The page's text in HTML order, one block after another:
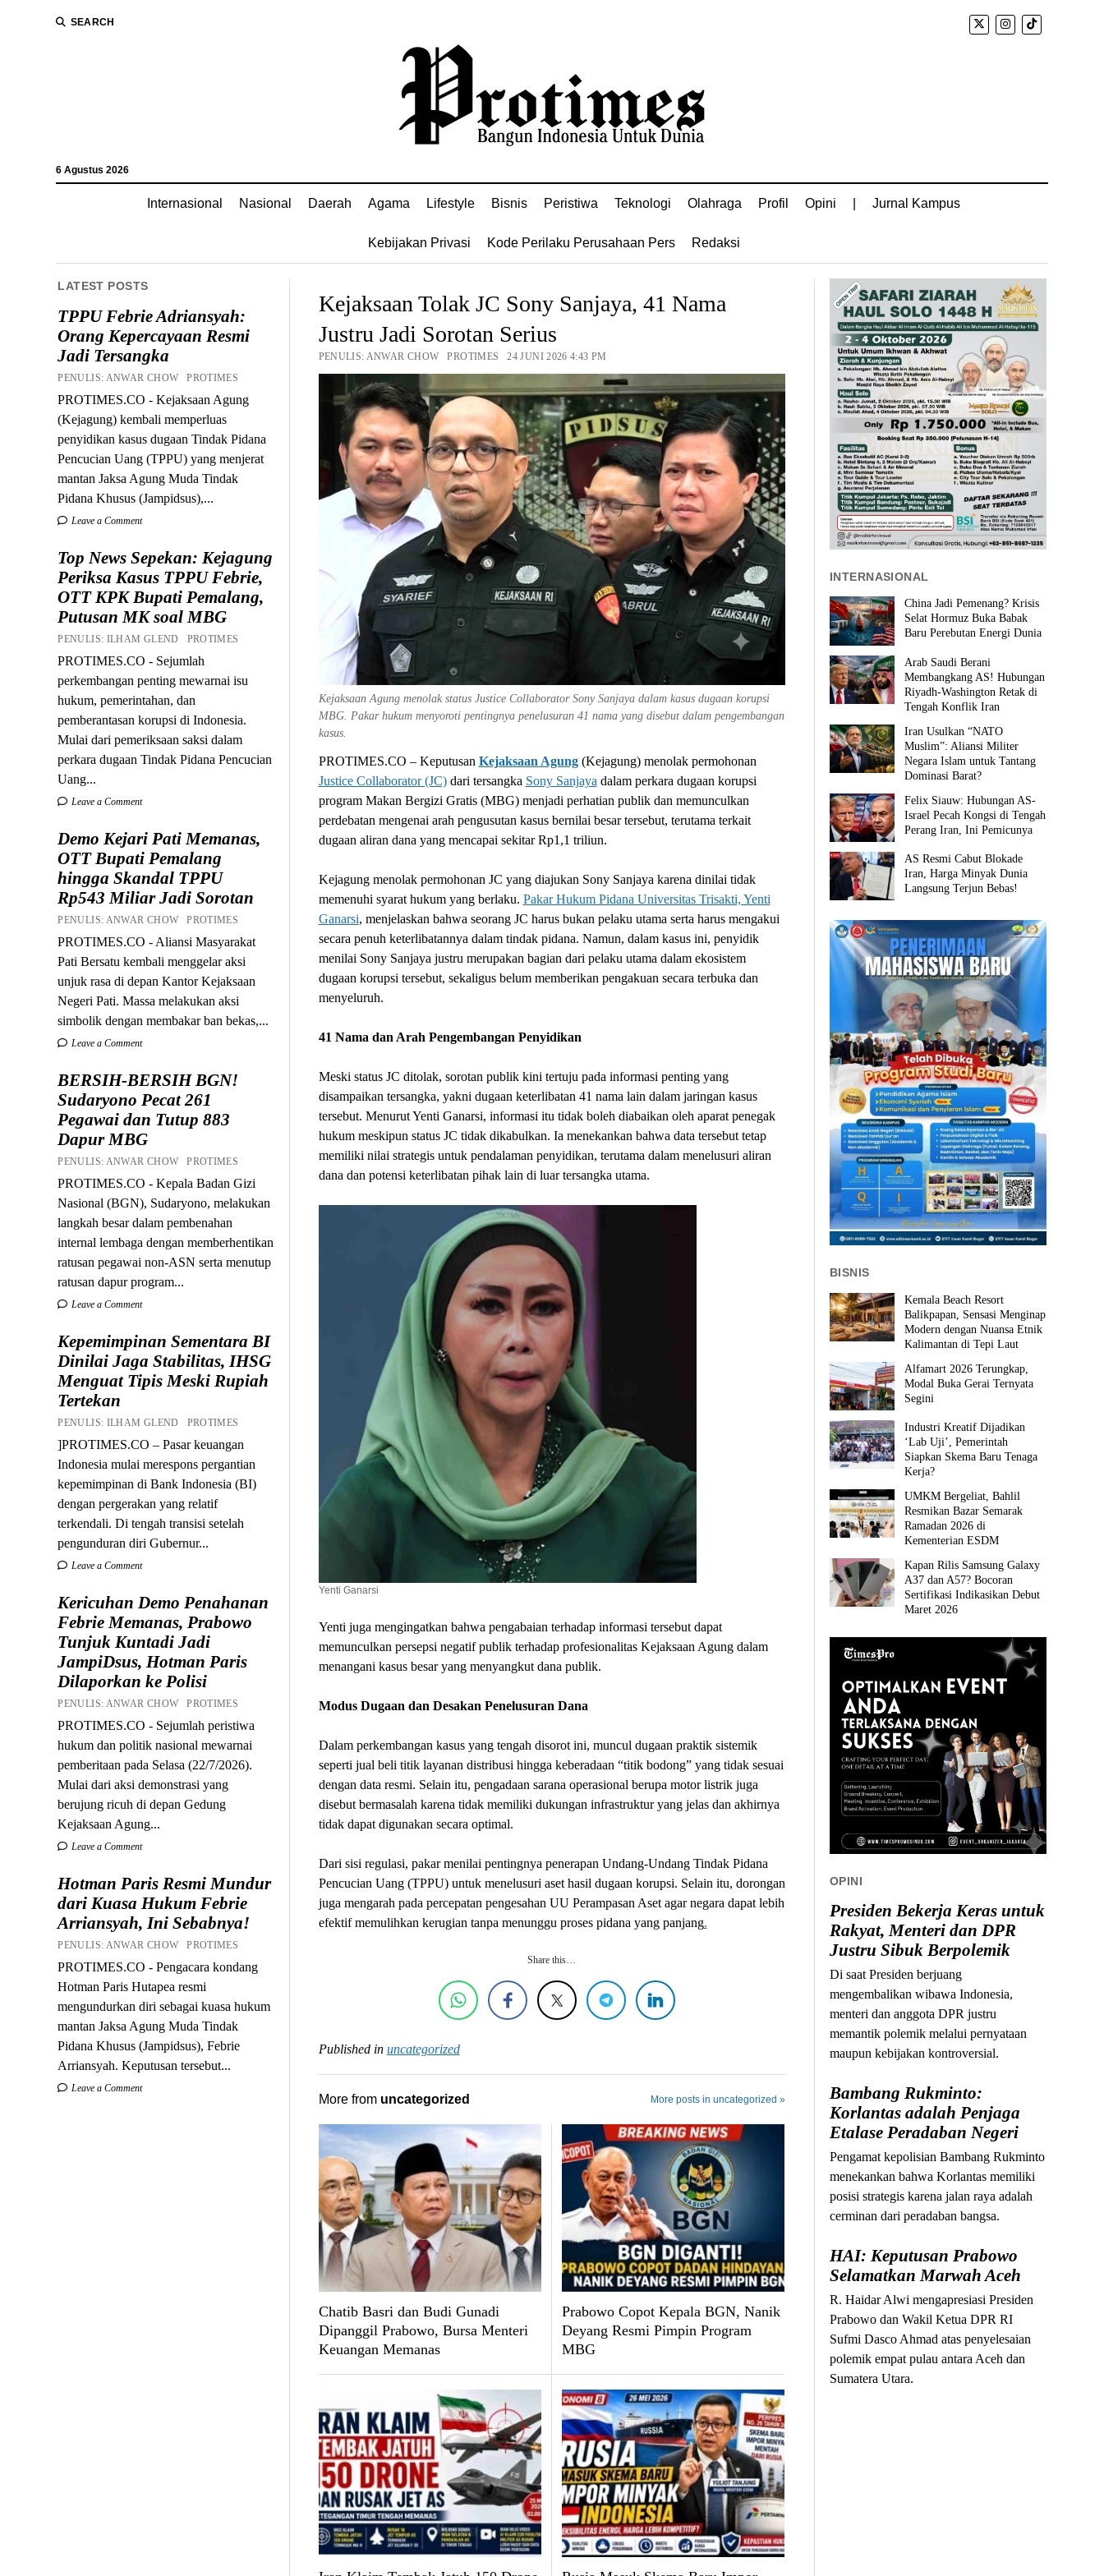
SEARCH
6 Agustus 2026
Internasional Nasional Daerah Agama Lifestyle Bisnis Peristiwa Teknologi Olahraga Profil Opini Jurnal Kampus
Kebijakan Privasi Kode Perilaku Perusahaan Pers Redaksi
LATEST POSTS
TPPU Febrie Adriansyah:
Orang Kepercayaan Resmi
Jadi Tersangka
PENULIS: ANWAR CHOW PROTIMES
PROTIMES.CO - Kejaksaan Agung
(Kejagung) kembali memperluas
penyidikan kasus dugaan Tindak Pidana
Pencucian Uang (TPPU) yang menjerat
mantan Jaksa Agung Muda Tindak
Pidana Khusus (Jampidsus),...
Leave a Comment
Top News Sepekan: Kejagung
Periksa Kasus TPPU Febrie,
OTT KPK Bupati Pemalang,
Putusan MK soal MBG
PENULIS: ILHAM GLEND PROTIMES
PROTIMES.CO - Sejumlah
perkembangan penting mewarnai isu
hukum, pemerintahan, dan
pemberantasan korupsi di Indonesia.
Mulai dari pemeriksaan saksi dalam
perkara dugaan Tindak Pidana Pencucian
Uang...
Leave a Comment
Demo Kejari Pati Memanas,
OTT Bupati Pemalang
hingga Skandal TPPU
Rp543 Miliar Jadi Sorotan
PENULIS: ANWAR CHOW PROTIMES
PROTIMES.CO - Aliansi Masyarakat
Pati Bersatu kembali menggelar aksi
unjuk rasa di depan Kantor Kejaksaan
Negeri Pati. Massa melakukan aksi
simbolik dengan membakar ban bekas,...
Leave a Comment
BERSIH-BERSIH BGN!
Sudaryono Pecat 261
Pegawai dan Tutup 883
Dapur MBG
PENULIS: ANWAR CHOW PROTIMES
PROTIMES.CO - Kepala Badan Gizi
Nasional (BGN), Sudaryono, melakukan
langkah besar dalam pembenahan
internal lembaga dengan memberhentikan
ratusan pegawai non-ASN serta menutup
ratusan dapur program...
Leave a Comment
Kepemimpinan Sementara BI
Dinilai Jaga Stabilitas, IHSG
Menguat Tipis Meski Rupiah
Tertekan
PENULIS: ILHAM GLEND PROTIMES
]PROTIMES.CO – Pasar keuangan
Indonesia mulai merespons pergantian
kepemimpinan di Bank Indonesia (BI)
dengan pergerakan yang relatif
terkendali. Di tengah transisi setelah
pengunduran diri Gubernur...
Leave a Comment
Kericuhan Demo Penahanan
Febrie Memanas, Prabowo
Tunjuk Kuntadi Jadi
JampiDsus, Hotman Paris
Dilaporkan ke Polisi
PENULIS: ANWAR CHOW PROTIMES
PROTIMES.CO - Sejumlah peristiwa
hukum dan politik nasional mewarnai
pemberitaan pada Selasa (22/7/2026).
Mulai dari aksi demonstrasi yang
berujung ricuh di depan Gedung
Kejaksaan Agung...
Leave a Comment
Hotman Paris Resmi Mundur
dari Kuasa Hukum Febrie
Arriansyah, Ini Sebabnya!
PENULIS: ANWAR CHOW PROTIMES
PROTIMES.CO - Pengacara kondang
Hotman Paris Hutapea resmi
mengundurkan diri sebagai kuasa hukum
mantan Jaksa Agung Muda Tindak
Pidana Khusus (Jampidsus), Febrie
Arriansyah. Keputusan tersebut...
Leave a Comment
Kejaksaan Tolak JC Sony Sanjaya, 41 Nama
Justru Jadi Sorotan Serius
PENULIS: ANWAR CHOW PROTIMES 24 JUNI 2026 4:43 PM
Kejaksaan Agung menolak status Justice Collaborator Sony Sanjaya dalam kasus dugaan korupsi
MBG. Pakar hukum menyoroti pentingnya penelusuran 41 nama yang disebut dalam pengembangan
kasus.
PROTIMES.CO – Keputusan Kejaksaan Agung(Kejagung) menolak permohonan
Justice Collaborator (JC)dari tersangka Sony Sanjaya dalam perkara dugaan korupsi
program Makan Bergizi Gratis (MBG) menjadi perhatian publik dan memunculkan
perdebatan mengenai arah pengusutan kasus bernilai besar tersebut, terutama terkait
dugaan aliran dana yang mencapai sekitar Rp1,1 triliun.
Kejagung menolak permohonan JC yang diajukan Sony Sanjaya karena dinilai tidak
memenuhi syarat hukum yang berlaku. Pakar Hukum Pidana Universitas Trisakti, Yenti
Ganarsi, menjelaskan bahwa seorang JC harus bukan pelaku utama serta harus mengakui
secara penuh keterlibatannya dalam tindak pidana. Namun, dalam kasus ini, penyidik
menilai Sony Sanjaya justru merupakan bagian dari pelaku utama dalam ekosistem
dugaan korupsi tersebut, sekaligus belum memberikan pengakuan secara terbuka dan
menyeluruh.
41 Nama dan Arah Pengembangan Penyidikan
Meski status JC ditolak, sorotan publik kini tertuju pada informasi penting yang
disampaikan tersangka, yakni dugaan keterlibatan 41 nama lain dalam jaringan kasus
tersebut. Menurut Yenti Ganarsi, informasi itu tidak boleh diabaikan oleh aparat penegak
hukum meskipun status JC tidak dikabulkan. Ia menekankan bahwa data tersebut tetap
memiliki nilai strategis untuk pendalaman penyidikan, terutama dalam menelusuri aliran
dana dan potensi keterlibatan pihak lain di luar tersangka utama.
Yenti Ganarsi
Yenti juga mengingatkan bahwa pengabaian terhadap informasi tersebut dapat
memunculkan persepsi negatif publik terhadap profesionalitas Kejaksaan Agung dalam
menangani kasus besar yang menyangkut dana publik.
Modus Dugaan dan Desakan Penelusuran Dana
Dalam perkembangan kasus yang tengah disorot ini, muncul dugaan praktik sistemik
seperti jual beli titik layanan distribusi hingga keberadaan “titik bodong” yang tidak sesuai
dengan data resmi. Selain itu, pengadaan sarana operasional berupa motor listrik juga
disebut bermasalah karena tidak memiliki dukungan infrastruktur yang jelas dan akhirnya
tidak dapat digunakan secara optimal.
Dari sisi regulasi, pakar menilai pentingnya penerapan Undang-Undang Tindak Pidana
Pencucian Uang (TPPU) untuk menelusuri aset hasil dugaan korupsi. Selain itu, dorongan
juga mengarah pada percepatan pengesahan UU Perampasan Aset agar negara dapat lebih
efektif memulihkan kerugian tanpa menunggu proses pidana yang panjang.
Share this…
Published in uncategorized
More from uncategorized More posts in uncategorized »
Chatib Basri dan Budi Gunadi
Dipanggil Prabowo, Bursa Menteri
Keuangan Memanas
Prabowo Copot Kepala BGN, Nanik
Deyang Resmi Pimpin Program
MBG
INTERNASIONAL
China Jadi Pemenang? Krisis
Selat Hormuz Buka Babak
Baru Perebutan Energi Dunia
Arab Saudi Berani
Membangkang AS! Hubungan
Riyadh-Washington Retak di
Tengah Konflik Iran
Iran Usulkan “NATO
Muslim”: Aliansi Militer
Negara Islam untuk Tantang
Dominasi Barat?
Felix Siauw: Hubungan AS-
Israel Pecah Kongsi di Tengah
Perang Iran, Ini Pemicunya
AS Resmi Cabut Blokade
Iran, Harga Minyak Dunia
Langsung Terjun Bebas!
BISNIS
Kemala Beach Resort
Balikpapan, Sensasi Menginap
Modern dengan Nuansa Etnik
Kalimantan di Tepi Laut
Alfamart 2026 Terungkap,
Modal Buka Gerai Ternyata
Segini
Industri Kreatif Dijadikan
‘Lab Uji’, Pemerintah
Siapkan Skema Baru Tenaga
Kerja?
UMKM Bergeliat, Bahlil
Resmikan Bazar Semarak
Ramadan 2026 di
Kementerian ESDM
Kapan Rilis Samsung Galaxy
A37 dan A57? Bocoran
Sertifikasi Indikasikan Debut
Maret 2026
OPINI
Presiden Bekerja Keras untuk
Rakyat, Menteri dan DPR
Justru Sibuk Berpolemik
Di saat Presiden berjuang
mengembalikan wibawa Indonesia,
menteri dan anggota DPR justru
memantik polemik melalui pernyataan
maupun kebijakan kontroversial.
Bambang Rukminto:
Korlantas adalah Penjaga
Etalase Peradaban Negeri
Pengamat kepolisian Bambang Rukminto
menekankan bahwa Korlantas memiliki
posisi strategis karena jalan raya adalah
cerminan dari peradaban bangsa.
HAI: Keputusan Prabowo
Selamatkan Marwah Aceh
R. Haidar Alwi mengapresiasi Presiden
Prabowo dan Wakil Ketua DPR RI
Sufmi Dasco Ahmad atas penyelesaian
polemik empat pulau antara Aceh dan
Sumatera Utara.